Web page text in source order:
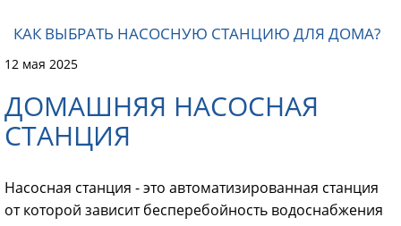
КАК ВЫБРАТЬ НАСОСНУЮ СТАНЦИЮ ДЛЯ ДОМА?
12 мая 2025
ДОМАШНЯЯ НАСОСНАЯ
СТАНЦИЯ
Насосная станция - это автоматизированная станция
от которой зависит бесперебойность водоснабжения